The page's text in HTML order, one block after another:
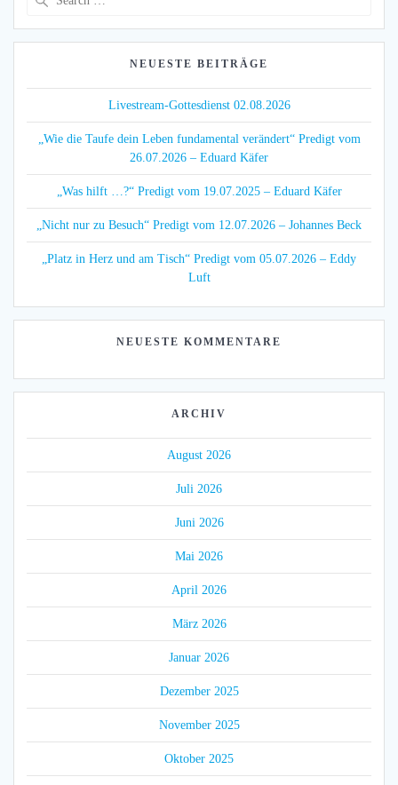
NEUESTE BEITRÄGE
Livestream-Gottesdienst 02.08.2026
„Wie die Taufe dein Leben fundamental verändert“ Predigt vom
26.07.2026 – Eduard Käfer
„Was hilft …?“ Predigt vom 19.07.2025 – Eduard Käfer
„Nicht nur zu Besuch“ Predigt vom 12.07.2026 – Johannes Beck
„Platz in Herz und am Tisch“ Predigt vom 05.07.2026 – Eddy
Luft
NEUESTE KOMMENTARE
ARCHIV
August 2026
Juli 2026
Juni 2026
Mai 2026
April 2026
März 2026
Januar 2026
Dezember 2025
November 2025
Oktober 2025